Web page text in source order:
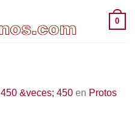
0
450 &veces; 450 en Protos